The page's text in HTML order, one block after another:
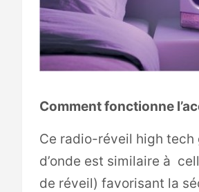
Comment fonctionne
Ce radio-réveil high tech
d’onde est similaire à
de réveil) favorisant la